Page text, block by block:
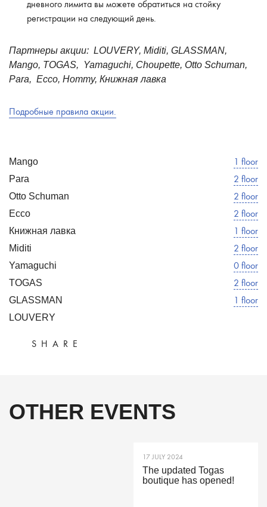
Mango 1 floor
Para 2 floor
Otto Schuman 2 floor
Ecco 2 floor
Книжная лавка 1 floor
Miditi 2 floor
Yamaguchi 0 floor
TOGAS 2 floor
GLASSMAN 1 floor
LOUVERY
SHARE
дневного лимита вы можете обратиться на стойку
регистрации на следующий день.
Партнеры акции: LOUVERY, Miditi, GLASSMAN,
Mango, TOGAS, Yamaguchi, Choupette, Otto Schuman,
Para, Ecco, Hommy, Книжная лавка
Подробные правила акции.
OTHER EVENTS
17 JULY 2024
The updated Togas
boutique has opened!